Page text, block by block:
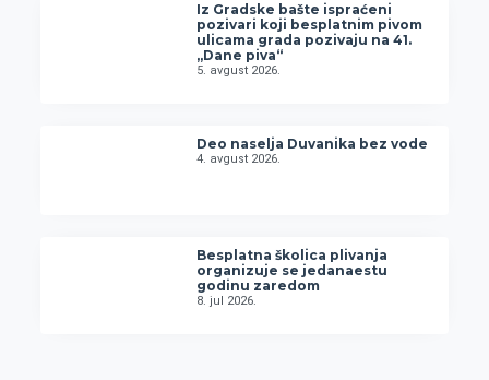
Iz Gradske bašte ispraćeni
pozivari koji besplatnim pivom
ulicama grada pozivaju na 41.
„Dane piva“
5. avgust 2026.
Deo naselja Duvanika bez vode
4. avgust 2026.
Besplatna školica plivanja
organizuje se jedanaestu
godinu zaredom
8. jul 2026.